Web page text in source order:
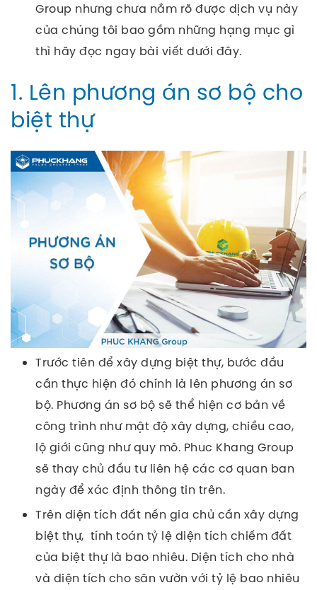
Group nhưng chưa nắm rõ được dịch vụ này
của chúng tôi bao gồm những hạng mục gì
thì hãy đọc ngay bài viết dưới đây.
1. Lên phương án sơ bộ cho
biệt thự
Trước tiên để xây dựng biệt thự, bước đầu
cần thực hiện đó chính là lên phương án sơ
bộ. Phương án sơ bộ sẽ thể hiện cơ bản về
công trình như mật độ xây dựng, chiều cao,
lộ giới cũng như quy mô. Phuc Khang Group
sẽ thay chủ đầu tư liên hệ các cơ quan ban
ngày để xác định thông tin trên.
Trên diện tích đất nền gia chủ cần xây dựng
biệt thự, tính toán tỷ lệ diện tích chiếm đất
của biệt thự là bao nhiêu. Diện tích cho nhà
và diện tích cho sân vườn với tỷ lệ bao nhiêu